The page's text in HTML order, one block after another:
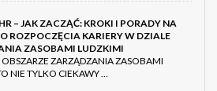
– JAK ZACZĄĆ: KROKI I PORADY NA
ROZPOCZĘCIA KARIERY W DZIALE
ZASOBAMI LUDZKIMI
OBSZARZE ZARZĄDZANIA ZASOBAMI
NIE TYLKO CIEKAWY …